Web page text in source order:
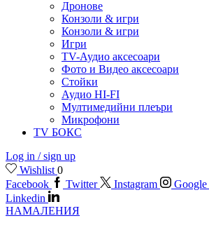
Дронове
Конзоли & игри
Конзоли & игри
Игри
TV-Аудио аксесоари
Фото и Видео аксесоари
Стойки
Аудио HI-FI
Мултимедийни плеъри
Микрофони
TV БОКС
Log in / sign up
Wishlist 0
Facebook
Twitter Instagram Google
Linkedin
НАМАЛЕНИЯ